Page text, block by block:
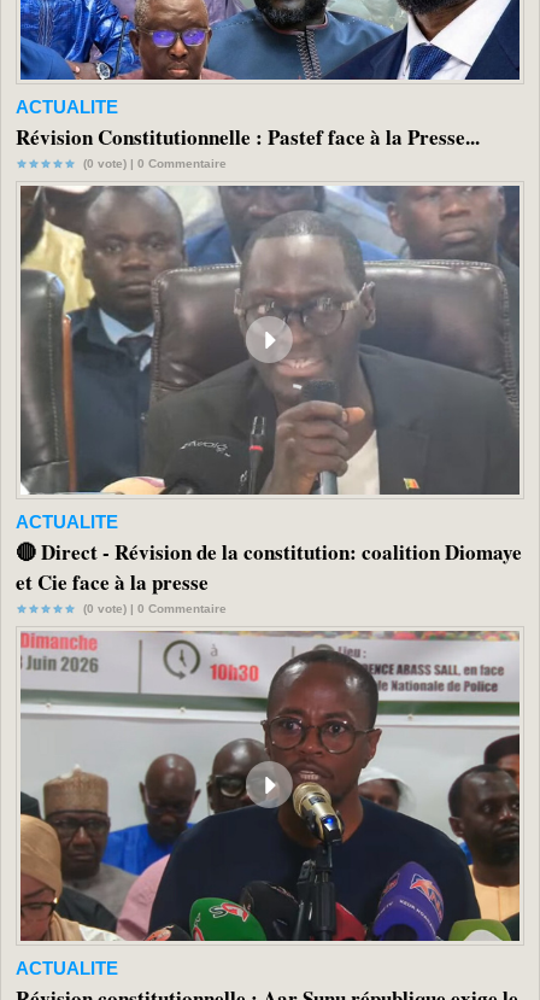
ACTUALITE
Révision Constitutionnelle : Pastef face à la Presse...
(0 vote) | 0 Commentaire
ACTUALITE
🔴 Direct - Révision de la constitution: coalition Diomaye
et Cie face à la presse
(0 vote) | 0 Commentaire
ACTUALITE